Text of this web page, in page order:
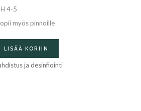
4-5
myös pinnoille
LISÄÄ KORIIN
ja desinfiointi